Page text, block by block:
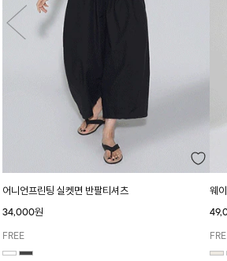
어니언프린팅 실켓면 반팔티셔츠
34,000원
FREE
웨